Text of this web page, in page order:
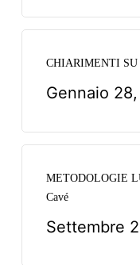
CHIARIMENTI SU
Gennaio
METODOLOGIE
Cavé
Settembre